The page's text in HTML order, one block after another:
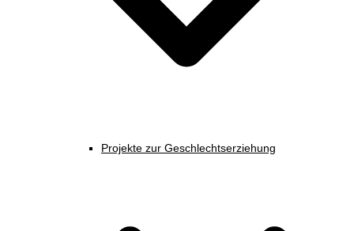
Projekte zur Geschlechtserziehung